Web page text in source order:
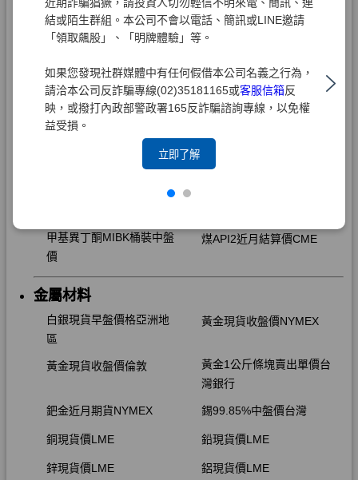
結或陌生群組。本公司不會以電話、簡訊或LINE邀請
「領取飆股」、「明牌體驗」等。
如果您發現社群媒體中有任何假借本公司名義之行為，
請洽本公司反詐騙專線(02)35181165或客服信箱反
映，或撥打內政部警政署165反詐騙諮詢專線，以免權
益受損。
立即了解